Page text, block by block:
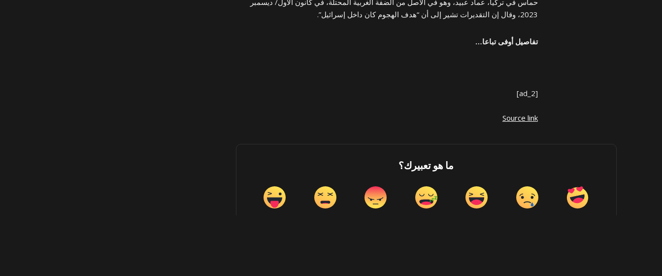
حماس في تركيا، عماد عبيد، وهو في الأصل من الضفة الغربية المحتلة، في كانون الأول/ ديسمبر
2023، وقال إن التقديرات تشير إلى أن “هدف الهجوم كان داخل إسرائيل”.
تفاصيل أوفى تباعا…
[ad_2]
Source link
ما هو تعبيرك؟